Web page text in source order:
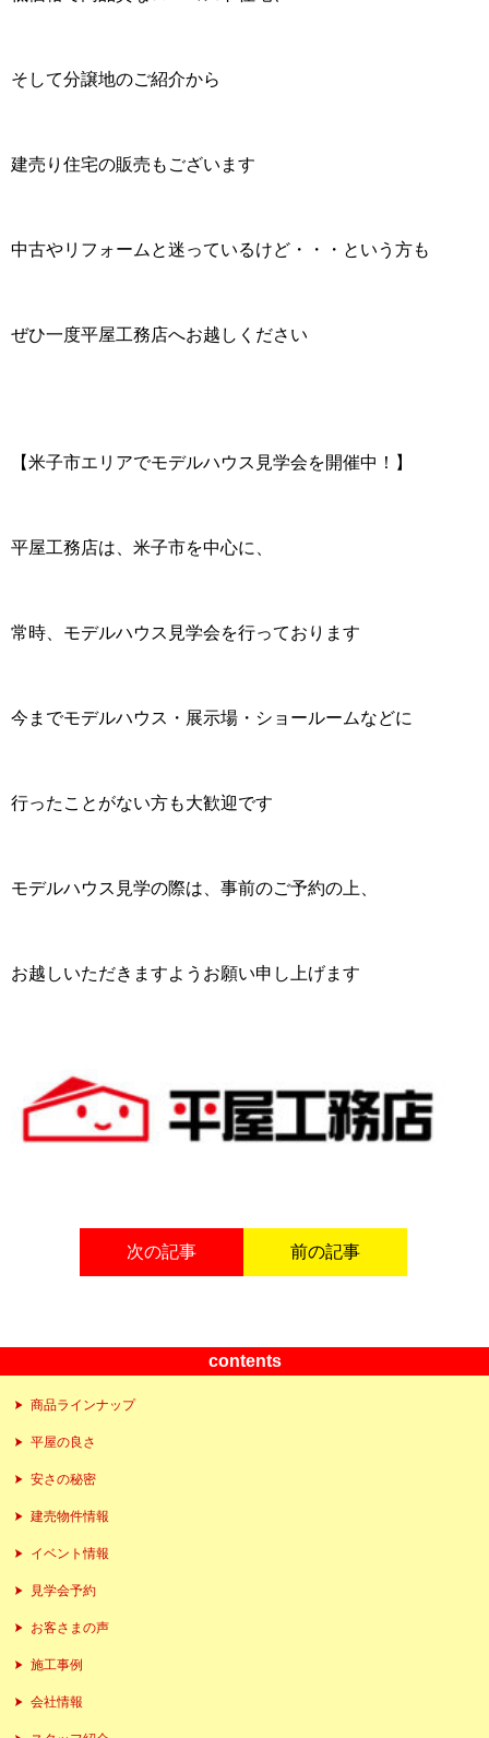
そして分譲地のご紹介から
建売り住宅の販売もございます
中古やリフォームと迷っているけど・・・という方も
ぜひ一度平屋工務店へお越しください
【米子市エリアでモデルハウス見学会を開催中！】
平屋工務店は、米子市を中心に、
常時、モデルハウス見学会を行っております
今までモデルハウス・展示場・ショールームなどに
行ったことがない方も大歓迎です
モデルハウス見学の際は、事前のご予約の上、
お越しいただきますようお願い申し上げます
次の記事 前の記事
contents
商品ラインナップ
平屋の良さ
安さの秘密
建売物件情報
イベント情報
見学会予約
お客さまの声
施工事例
会社情報